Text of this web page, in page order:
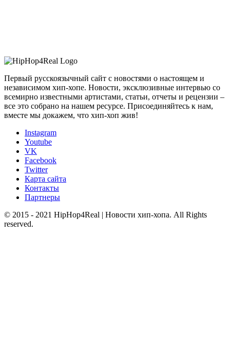
Первый русскоязычный сайт с новостями о настоящем и
независимом хип-хопе. Новости, эксклюзивные интервью со
всемирно известными артистами, статьи, отчеты и рецензии –
все это собрано на нашем ресурсе. Присоединяйтесь к нам,
вместе мы докажем, что хип-хоп жив!
Instagram
Youtube
VK
Facebook
Twitter
Карта сайта
Контакты
Партнеры
© 2015 - 2021 HipHop4Real | Новости хип-хопа. All Rights
reserved.